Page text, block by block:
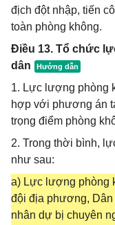
địch đột nhập, tiến
toàn phòng không.
Điều 13. Tổ chức
dân
1. Lực lượng phòng
hợp với phương án
trọng điểm phòng
2. Trong thời bình,
như sau:
a) Lực lượng phòng
đội địa phương, Dân
nhân dự bị chuyên